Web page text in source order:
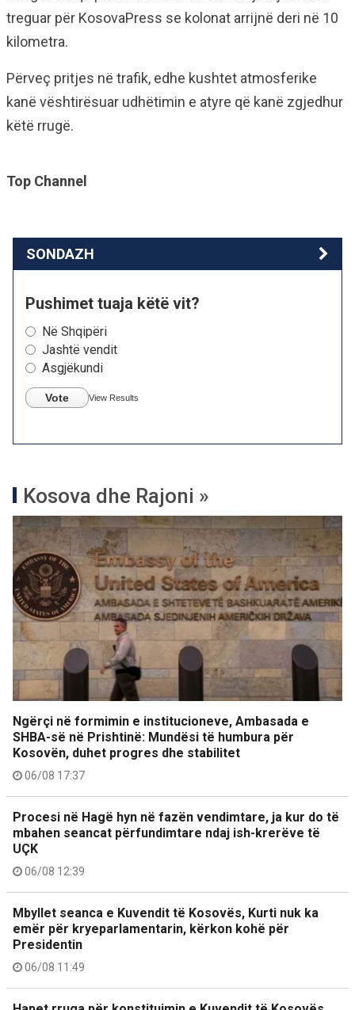
treguar për KosovaPress se kolonat arrijnë deri në 10
kilometra.
Përveç pritjes në trafik, edhe kushtet atmosferike
kanë vështirësuar udhëtimin e atyre që kanë zgjedhur
këtë rrugë.
Top Channel
SONDAZH
Pushimet tuaja këtë vit?
Në Shqipëri
Jashtë vendit
Asgjëkundi
Vote View Results
Kosova dhe Rajoni »
Ngërçi në formimin e institucioneve, Ambasada e
SHBA-së në Prishtinë: Mundësi të humbura për
Kosovën, duhet progres dhe stabilitet
06/08 17:37
Procesi në Hagë hyn në fazën vendimtare, ja kur do të
mbahen seancat përfundimtare ndaj ish-krerëve të
UÇK
06/08 12:39
Mbyllet seanca e Kuvendit të Kosovës, Kurti nuk ka
emër për kryeparlamentarin, kërkon kohë për
Presidentin
06/08 11:49